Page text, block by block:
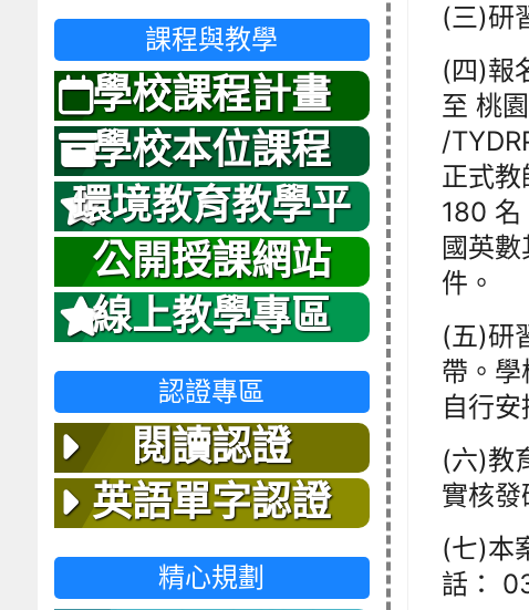
(三)研
(四)報
至 桃
/
正式
180
國英
件。
(五)研
帶。
自行安
(六)教
實核發
(七)本
話：
課程與教學
學校課程計畫
學校本位課程
環境教育教學平
台
公開授課網站
線上教學專區
認證專區
閱讀認證
英語單字認證
精心規劃